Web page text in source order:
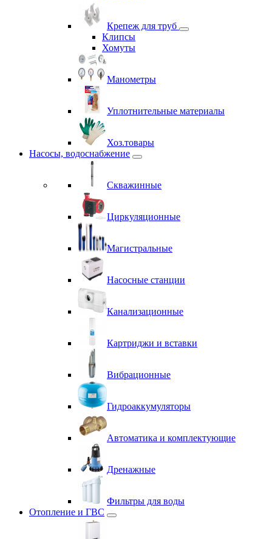
Крепеж для труб
Клипсы
Хомуты
Манометры
Уплотнительные материалы
Хоз.товары
Насосы, водоснабжение
Скважинные
Циркуляционные
Магистральные
Насосные станции
Канализационные
Картриджи и вставки
Вибрационные
Гидроаккумуляторы
Автоматика и комплектующие
Дренажные
Фильтры для воды
Отопление и ГВС